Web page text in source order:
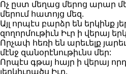
Ոչ ըստ մեղաց մերոց արար
մերում հատոյց մեզ.
Այլ որպէս բարձր են երկինք
զողորմութիւն Իւր ի վերայ
Որչափ հեռի են արեւելք
մէնջ զանօրէնութիւնս մեր:
Որպէս գթայ հայր ի վերայ
յերկիւղածս Իւր.